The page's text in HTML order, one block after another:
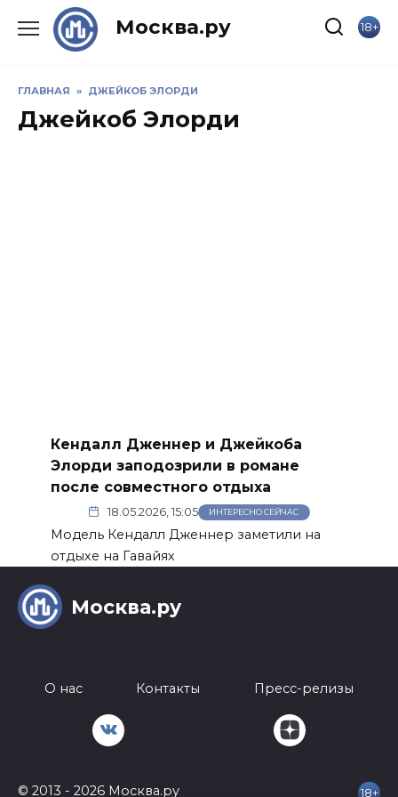
Москва.ру 18+
ГЛАВНАЯ » ДЖЕЙКОБ ЭЛОРДИ
Джейкоб Элорди
Кендалл Дженнер и Джейкоба
Элорди заподозрили в романе
после совместного отдыха
18.05.2026, 15:05 ИНТЕРЕСНО СЕЙЧАС
Модель Кендалл Дженнер заметили на
отдыхе на Гавайях
Москва.ру
О нас Контакты Пресс-релизы
© 2013 - 2026 Москва.ру 18+